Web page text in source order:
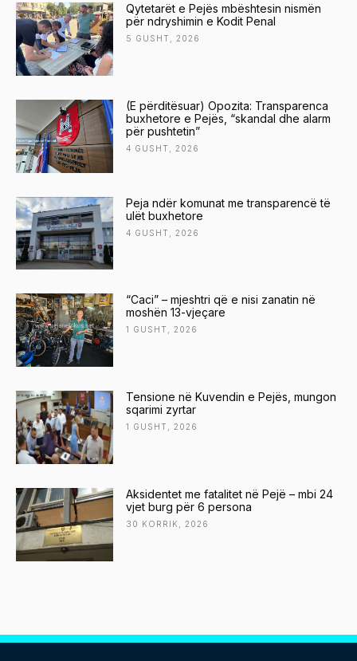
Qytetarët e Pejës mbështesin nismën
për ndryshimin e Kodit Penal
5 GUSHT, 2026
(E përditësuar) Opozita: Transparenca
buxhetore e Pejës, “skandal dhe alarm
për pushtetin”
4 GUSHT, 2026
Peja ndër komunat me transparencë të
ulët buxhetore
4 GUSHT, 2026
“Caci” – mjeshtri që e nisi zanatin në
moshën 13-vjeçare
1 GUSHT, 2026
Tensione në Kuvendin e Pejës, mungon
sqarimi zyrtar
1 GUSHT, 2026
Aksidentet me fatalitet në Pejë – mbi 24
vjet burg për 6 persona
30 KORRIK, 2026